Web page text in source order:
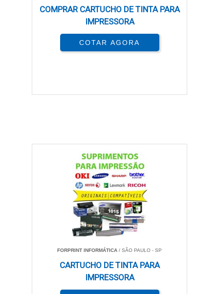
COMPRAR CARTUCHO DE TINTA PARA
IMPRESSORA
COTAR AGORA
FORPRINT INFORMÁTICA / SÃO PAULO - SP
CARTUCHO DE TINTA PARA
IMPRESSORA